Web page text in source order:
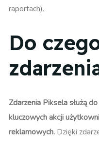
raportach).
Do
Zdarzenia Piksela służą
kluczowych akcji
reklamowych. Dzięki